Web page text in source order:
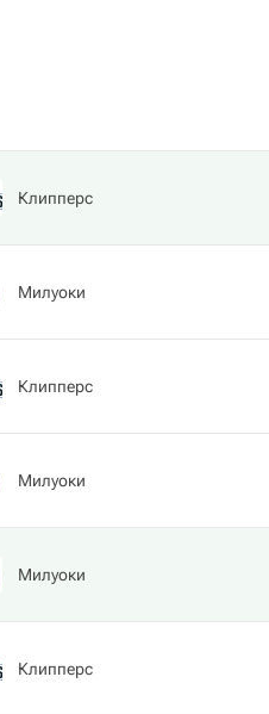
Клипперс
Милуоки
Клипперс
Милуоки
Милуоки
Клипперс